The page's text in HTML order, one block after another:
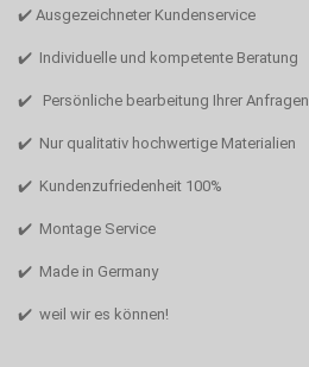
✔️ Ausgezeichneter Kundenservice
✔️ Individuelle und kompetente Beratung
✔️ Persönliche bearbeitung Ihrer Anfragen
✔️ Nur qualitativ hochwertige Materialien
✔️ Kundenzufriedenheit 100%
✔️ Montage Service
✔️ Made in Germany
✔️ weil wir es können!